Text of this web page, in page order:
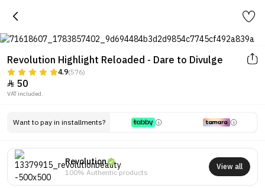
Revolution Highlight Reloaded - Dare to Divulge
4.9(576)
 50
VAT included.
Want to pay in installments?
Revolution
100% Authentic products
View all